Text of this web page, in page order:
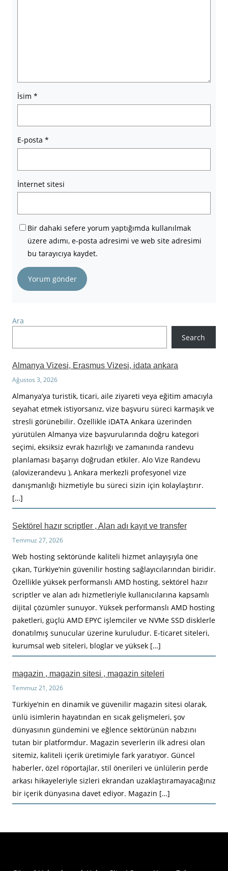
İsim *
E-posta *
İnternet sitesi
Bir dahaki sefere yorum yaptığımda kullanılmak
üzere adımı, e-posta adresimi ve web site adresimi
bu tarayıcıya kaydet.
Ara
Search
Almanya Vizesi, Erasmus Vizesi, idata ankara
Ağustos 3, 2026
Almanya’ya turistik, ticari, aile ziyareti veya eğitim amacıyla
seyahat etmek istiyorsanız, vize başvuru süreci karmaşık ve
stresli görünebilir. Özellikle iDATA Ankara üzerinden
yürütülen Almanya vize başvurularında doğru kategori
seçimi, eksiksiz evrak hazırlığı ve zamanında randevu
planlaması başarıyı doğrudan etkiler. Alo Vize Randevu
(alovizerandevu ), Ankara merkezli profesyonel vize
danışmanlığı hizmetiyle bu süreci sizin için kolaylaştırır.
[…]
Sektörel hazır scriptler , Alan adı kayıt ve transfer
Temmuz 27, 2026
Web hosting sektöründe kaliteli hizmet anlayışıyla öne
çıkan, Türkiye’nin güvenilir hosting sağlayıcılarından biridir.
Özellikle yüksek performanslı AMD hosting, sektörel hazır
scriptler ve alan adı hizmetleriyle kullanıcılarına kapsamlı
dijital çözümler sunuyor. Yüksek performanslı AMD hosting
paketleri, güçlü AMD EPYC işlemciler ve NVMe SSD disklerle
donatılmış sunucular üzerine kuruludur. E-ticaret siteleri,
kurumsal web siteleri, bloglar ve yüksek […]
magazin , magazin sitesi , magazin siteleri
Temmuz 21, 2026
Türkiye’nin en dinamik ve güvenilir magazin sitesi olarak,
ünlü isimlerin hayatından en sıcak gelişmeleri, şov
dünyasının gündemini ve eğlence sektörünün nabzını
tutan bir platformdur. Magazin severlerin ilk adresi olan
sitemiz, kaliteli içerik üretimiyle fark yaratıyor. Güncel
haberler, özel röportajlar, stil önerileri ve ünlülerin perde
arkası hikayeleriyle sizleri ekrandan uzaklaştıramayacağınız
bir içerik dünyasına davet ediyor. Magazin […]